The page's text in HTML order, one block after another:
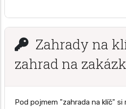
Zahrady na
zahrad na
Pod pojmem "zahrada na klíč" si